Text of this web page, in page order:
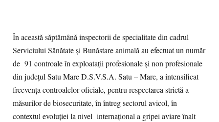
În această săptămână inspectorii de specialitate din cadrul
Serviciului Sănătate și Bunăstare animală au efectuat un număr
de 91 controale în exploatații profesionale și non profesionale
din județul Satu Mare D.S.V.S.A. Satu – Mare, a intensificat
frecvența controalelor oficiale, pentru respectarea strictă a
măsurilor de biosecuritate, în întreg sectorul avicol, în
contextul evoluției la nivel internațional a gripei aviare înalt